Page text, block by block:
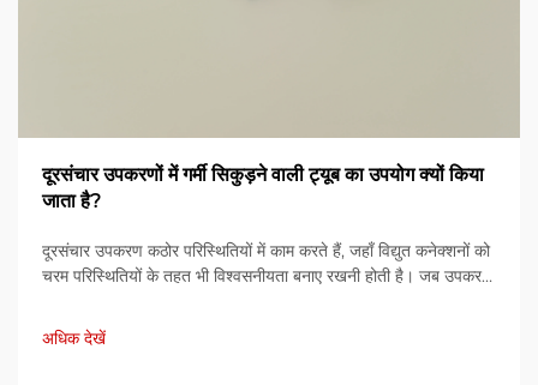
दूरसंचार उपकरणों में गर्मी सिकुड़ने वाली ट्यूब का उपयोग क्यों किया
जाता है?
दूरसंचार उपकरण कठोर परिस्थितियों में काम करते हैं, जहाँ विद्युत कनेक्शनों को
चरम परिस्थितियों के तहत भी विश्वसनीयता बनाए रखनी होती है। जब उपकरण
अधिक देखें